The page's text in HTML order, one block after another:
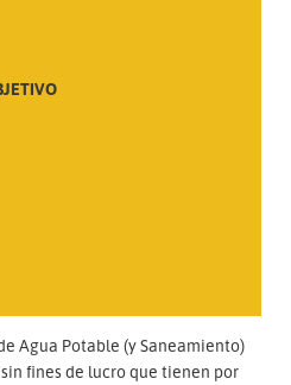
Agua Potable (y Saneamiento)
fines de lucro que tienen por